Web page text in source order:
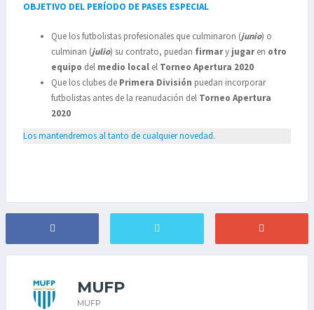
OBJETIVO DEL PERÍODO DE PASES ESPECIAL
Que los futbolistas profesionales que culminaron (junio) o
culminan (julio) su contrato, puedan firmary jugaren otro
equipo del medio local el Torneo Apertura 2020
Que los clubes de Primera División puedan incorporar
futbolistas antes de la reanudación del Torneo Apertura
2020
Los mantendremos al tanto de cualquier novedad.
MUFP
MUFP